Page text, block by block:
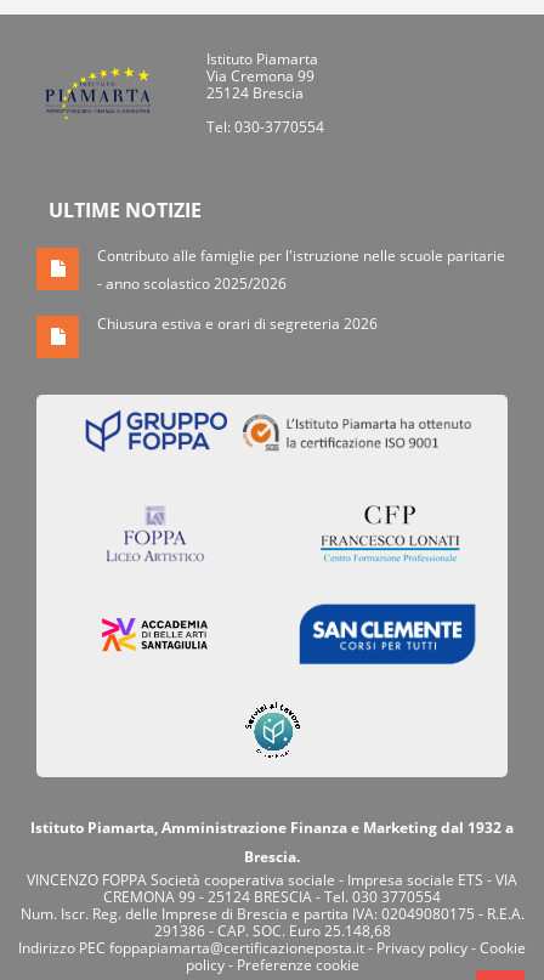
Istituto Piamarta
Via Cremona 99
25124 Brescia
Tel: 030-3770554
ULTIME NOTIZIE
Contributo alle famiglie per l'istruzione nelle scuole paritarie
- anno scolastico 2025/2026
Chiusura estiva e orari di segreteria 2026
Istituto Piamarta, Amministrazione Finanza e Marketing dal 1932 a
Brescia.
VINCENZO FOPPA Società cooperativa sociale - Impresa sociale ETS - VIA
CREMONA 99 - 25124 BRESCIA - Tel. 030 3770554
Num. Iscr. Reg. delle Imprese di Brescia e partita IVA: 02049080175 - R.E.A.
291386 - CAP. SOC. Euro 25.148,68
Indirizzo PEC foppapiamarta@certificazioneposta.it- Privacy policy-Cookie
policy- Preferenze cookie